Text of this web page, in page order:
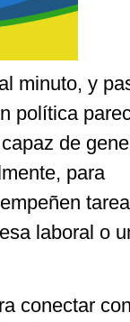
minuto, y
política
de
para
laboral o
conectar con